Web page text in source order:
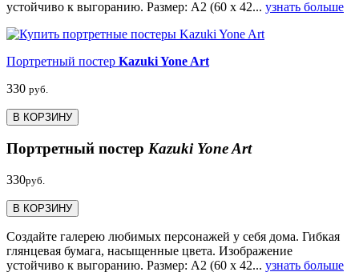
устойчиво к выгоранию. Размер: А2 (60 х 42... узнать больше
Портретный постер Kazuki Yone Art
330 руб.
В КОРЗИНУ
Портретный постер Kazuki Yone Art
330руб.
В КОРЗИНУ
Создайте галерею любимых персонажей у себя дома. Гибкая
глянцевая бумага, насыщенные цвета. Изображение
устойчиво к выгоранию. Размер: А2 (60 х 42... узнать больше